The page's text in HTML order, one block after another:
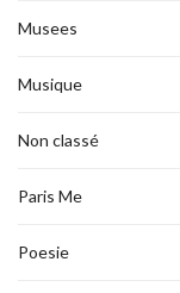
Musees
Musique
Non classé
Paris Me
Poesie